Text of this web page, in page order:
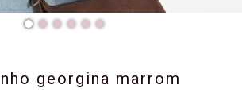
georgina marrom